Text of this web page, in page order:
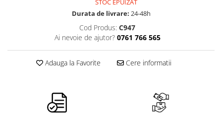
STOC EPUIZAT
Durata de livrare: 24-48h
Cod Produs: C947
Ai nevoie de ajutor? 0761 766 565
Adauga la Favorite Cere informatii